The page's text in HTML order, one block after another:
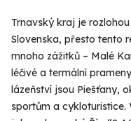
Trnavský kraj je
Slovenska, přesto tento
mnoho zážitků – Malé
léčivé a termální
lázeňství jsou Piešťany,
sportům a cykloturistice.